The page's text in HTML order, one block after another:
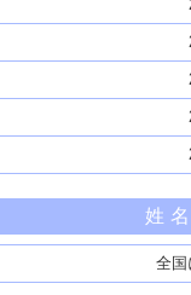
姓
全国